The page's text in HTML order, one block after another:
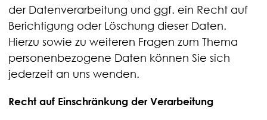
der Datenverarbeitung und ggf. ein Recht auf
Berichtigung oder Löschung dieser Daten.
Hierzu sowie zu weiteren Fragen zum Thema
personenbezogene Daten können Sie sich
jederzeit an uns wenden.
Recht auf Einschränkung der Verarbeitung